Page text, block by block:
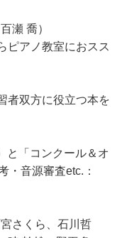
瀬 喬）
ピアノ教室におスス
者双方に役立つ本を
と「コンクール＆オ
・音源審査etc.：
さくら、石川哲